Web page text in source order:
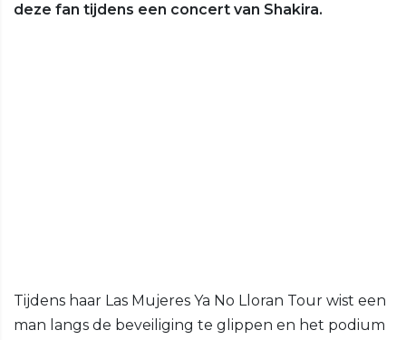
deze fan tijdens een concert van Shakira.
Tijdens haar Las Mujeres Ya No Lloran Tour wist een
man langs de beveiliging te glippen en het podium